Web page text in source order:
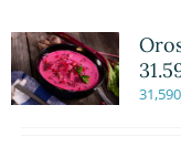
31,590